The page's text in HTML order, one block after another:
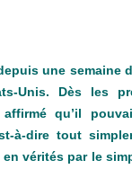
une semaine
Unis. Dès les
qu’il
à-dire tout
en vérités par le